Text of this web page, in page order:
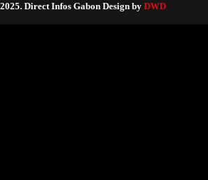
Direct Infos Gabon Design by DWD